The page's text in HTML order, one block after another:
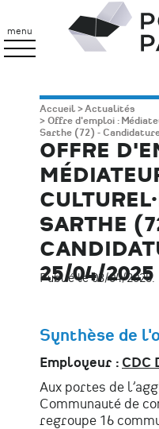
contenu
principal
menu
Patrimoine
Fil
d'Ariane
Accueil
Actualités
Offre d'emploi :
Sarthe (72) -
OFFRE
SARTHE
25/04/2025
Publié le 03/04/2025.
Synthèse de
Employeur : CDC
Aux portes de
Communauté de
regroupe 16